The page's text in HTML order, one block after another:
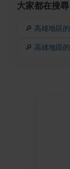
大家都在搜尋
🔎 高雄地區
🔎 高雄地區